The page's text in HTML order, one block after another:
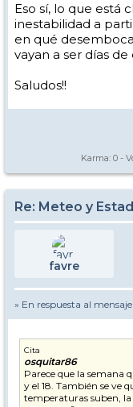
Eso sí, lo que está
inestabilidad a
en qué
vayan a ser días de
Saludos!!
Karma: 0 -
Re: Meteo y
favre
» En respuesta al
Cita
osquitar86
Parece que la semana
y el 18. También se ve
temperaturas suben, la